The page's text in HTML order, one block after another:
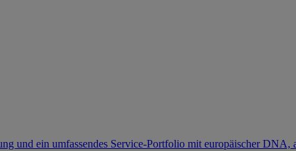
und ein umfassendes Service-Portfolio mit europäischer DNA,